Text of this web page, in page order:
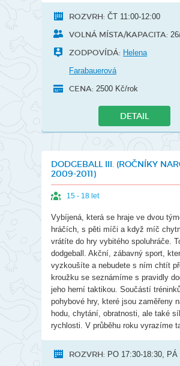
ROZVRH: ČT 11:00-12:00
VOLNÁ MÍSTA/KAPACITA:
ZODPOVÍDÁ: Helena
Farabauerová
CENA: 2500 Kč/rok
DETAIL
DODGEBALL III. (ROČNÍKY
2009-2011)
15 - 18 let
Vybíjená, která se hraje ve dvou
hráčích, s pěti míči a když míč
vrátíte do hry vybitého spoluhráče.
dodgeball. Akční, zábavný sport,
vyzkoušíte a nebudete s ním chtít
kroužku se seznámíme s pravidly
jeho herní taktikou. Součástí
pohybové hry, které jsou zaměřeny
hodu, chytání, obratnosti, ale také
rychlosti. V průběhu roku vyrazíme
ROZVRH: PO 17:30-18:30, PÁ